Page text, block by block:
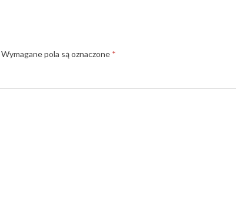
Wymagane pola są oznaczone *